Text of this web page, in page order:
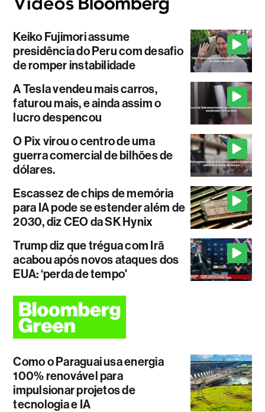
Keiko Fujimori assume
presidência do Peru com desafio
de romper instabilidade
A Tesla vendeu mais carros,
faturou mais, e ainda assim o
lucro despencou
O Pix virou o centro de uma
guerra comercial de bilhões de
dólares.
Escassez de chips de memória
para IA pode se estender além de
2030, diz CEO da SK Hynix
Trump diz que trégua com Irã
acabou após novos ataques dos
EUA: ‘perda de tempo'
Como o Paraguai usa energia
100% renovável para
impulsionar projetos de
tecnologia e IA